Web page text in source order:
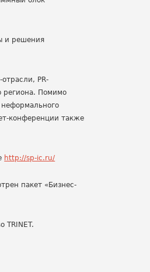
и решения
PR-
региона. Помимо
конференции также
http://sp-ic.ru/
пакет «Бизнес-
TRINET.